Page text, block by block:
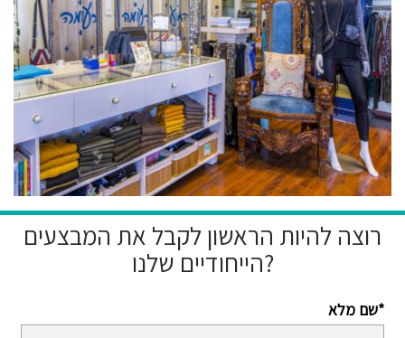
רוצה להיות הראשון לקבל את המבצעים
הייחודיים שלנו?
שם מלא*